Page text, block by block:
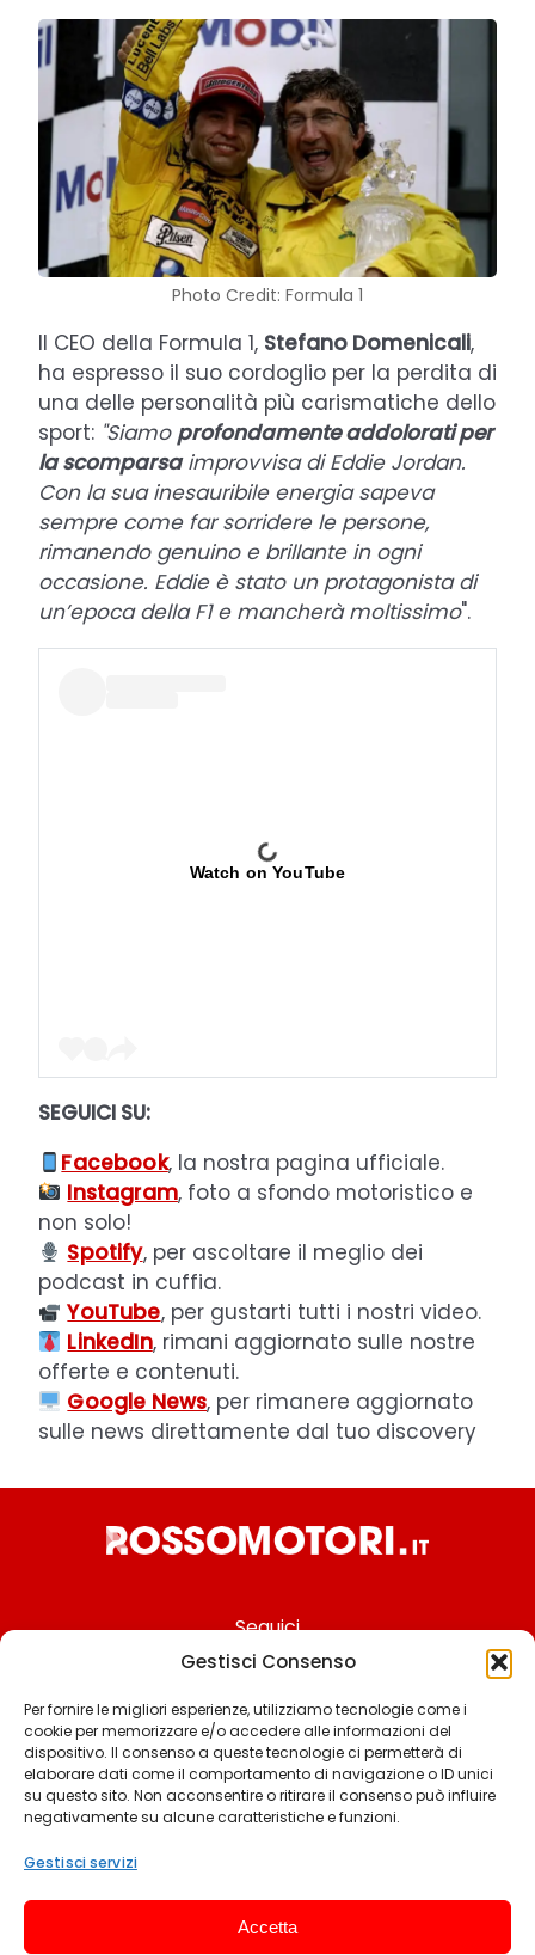
Gestisci Consenso
Per fornire le migliori esperienze, utilizziamo tecnologie come i
cookie per memorizzare e/o accedere alle informazioni del
dispositivo. Il consenso a queste tecnologie ci permetterà di
elaborare dati come il comportamento di navigazione o ID unici
su questo sito. Non acconsentire o ritirare il consenso può influire
negativamente su alcune caratteristiche e funzioni.
Gestisci servizi
Accetta
Photo Credit: Formula 1
Il CEO della Formula 1, Stefano Domenicali,
ha espresso il suo cordoglio per la perdita di
una delle personalità più carismatiche dello
sport: "Siamo profondamente addolorati per
la scomparsaimprovvisa di Eddie Jordan.
Con la sua inesauribile energia sapeva
sempre come far sorridere le persone,
rimanendo genuino e brillante in ogni
occasione. Eddie è stato un protagonista di
un’epoca della F1 e mancherà moltissimo".
Watch on YouTube
SEGUICI SU:
Facebook, la nostra pagina ufficiale.
Instagram, foto a sfondo motoristico e
non solo!
Spotify, per ascoltare il meglio dei
podcast in cuffia.
YouTube, per gustarti tutti i nostri video.
LinkedIn, rimani aggiornato sulle nostre
offerte e contenuti.
Google News, per rimanere aggiornato
sulle news direttamente dal tuo discovery
Seguici
Chi siamo
Contattaci
Termini & Condizioni
Privacy policy